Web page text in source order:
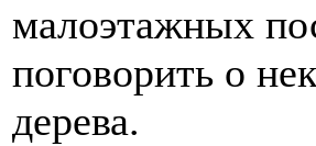
малоэтажных
поговорить о
дерева.